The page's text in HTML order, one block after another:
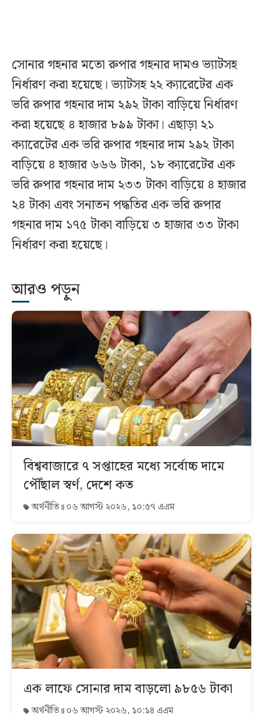
সোনার গহনার মতো রুপার গহনার দামও ভ্যাটসহ
নির্ধারণ করা হয়েছে। ভ্যাটসহ ২২ ক্যারেটের এক
ভরি রুপার গহনার দাম ২৯২ টাকা বাড়িয়ে নির্ধারণ
করা হয়েছে ৪ হাজার ৮৯৯ টাকা। এছাড়া ২১
ক্যারেটের এক ভরি রুপার গহনার দাম ২৯২ টাকা
বাড়িয়ে ৪ হাজার ৬৬৬ টাকা, ১৮ ক্যারেটের এক
ভরি রুপার গহনার দাম ২৩৩ টাকা বাড়িয়ে ৪ হাজার
২৪ টাকা এবং সনাতন পদ্ধতির এক ভরি রুপার
গহনার দাম ১৭৫ টাকা বাড়িয়ে ৩ হাজার ৩৩ টাকা
নির্ধারণ করা হয়েছে।
আরও পড়ুন
বিশ্ববাজারে ৭ সপ্তাহের মধ্যে সর্বোচ্চ দামে
পৌঁছাল স্বর্ণ, দেশে কত
অর্থনীতি ০৬ আগস্ট ২০২৬, ১০:৫৭ এএম
এক লাফে সোনার দাম বাড়লো ৯৮৫৬ টাকা
অর্থনীতি ০৬ আগস্ট ২০২৬, ১০:১৪ এএম